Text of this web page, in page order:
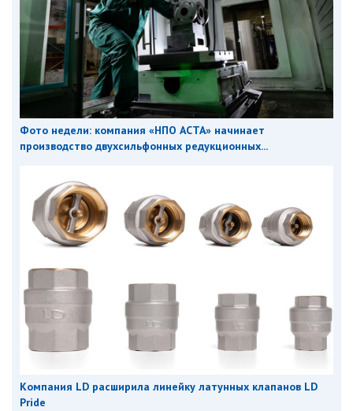
Фото недели: компания «НПО АСТА» начинает
производство двухсильфонных редукционных...
Компания LD расширила линейку латунных клапанов LD
Pride